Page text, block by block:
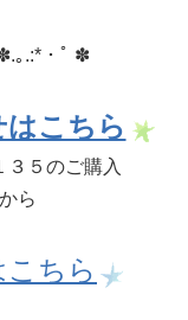
｡.:*・ﾟ ✽
こちら
３５のご購入
ら
ちら